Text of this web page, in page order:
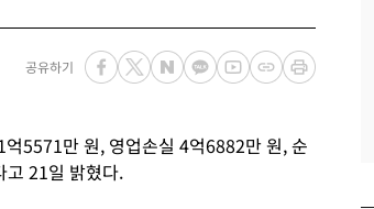
공유하기
5571만 원, 영업손실 4억6882만 원, 순
고 21일 밝혔다.